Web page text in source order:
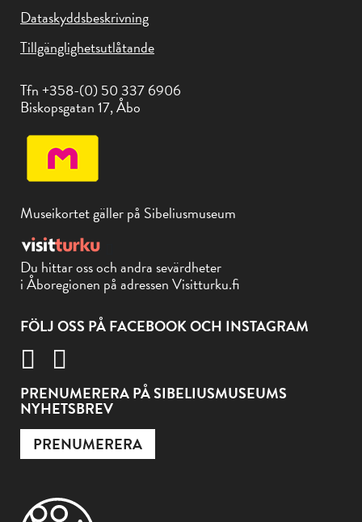
Dataskyddsbeskrivning
Tillgänglighetsutlåtande
Tfn +358-(0) 50 337 6906
Biskopsgatan 17, Åbo
Museikortet gäller på Sibeliusmuseum
Du hittar oss och andra sevärdheter
i Åboregionen på adressen Visitturku.fi
FÖLJ OSS PÅ FACEBOOK OCH INSTAGRAM
PRENUMERERA PÅ SIBELIUSMUSEUMS
NYHETSBREV
PRENUMERERA